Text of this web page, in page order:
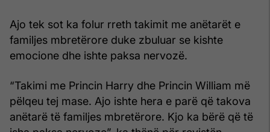
Ajo tek sot ka folur rreth takimit me anëtarët e
familjes mbretërore duke zbuluar se kishte
emocione dhe ishte paksa nervozë.
“Takimi me Princin Harry dhe Princin William më
pëlqeu tej mase. Ajo ishte hera e parë që takova
anëtarë të familjes mbretërore. Kjo ka bërë që të